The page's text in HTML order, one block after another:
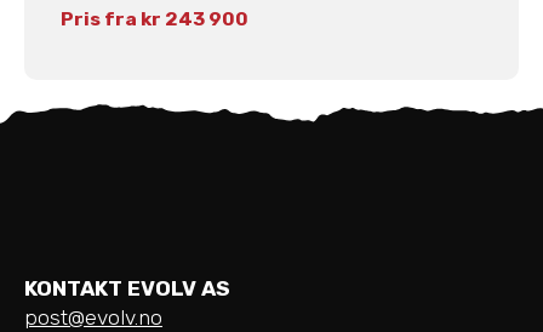
Pris fra kr 243 900
KONTAKT EVOLV AS
post@evolv.no